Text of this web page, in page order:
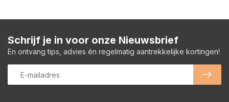
Schrijf je in voor onze Nieuwsbrief
En ontvang tips, advies én regelmatig aantrekkelijke kortingen!